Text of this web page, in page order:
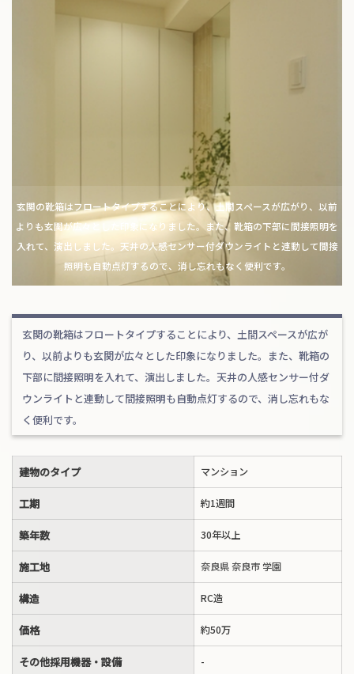
玄関の靴箱はフロートタイプすることにより、土間スペースが広がり、以前
よりも玄関が広々とした印象になりました。また、靴箱の下部に間接照明を
入れて、演出しました。天井の人感センサー付ダウンライトと連動して間接
照明も自動点灯するので、消し忘れもなく便利です。
玄関の靴箱はフロートタイプすることにより、土間スペースが広が
り、以前よりも玄関が広々とした印象になりました。また、靴箱の
下部に間接照明を入れて、演出しました。天井の人感センサー付ダ
ウンライトと連動して間接照明も自動点灯するので、消し忘れもな
く便利です。
建物のタイプ マンション
工期 約1週間
築年数 30年以上
施工地 奈良県 奈良市 学園
構造 RC造
価格 約50万
その他採用機器・設備 -